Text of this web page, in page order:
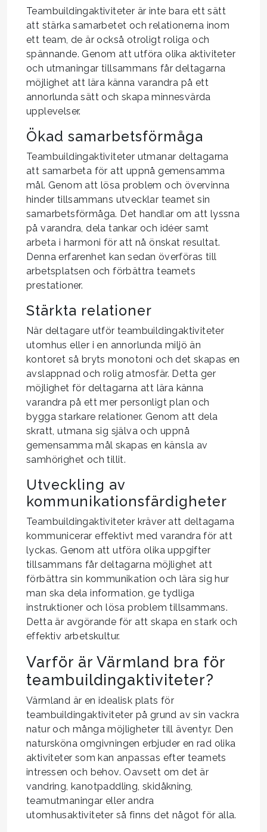
Teambuildingaktiviteter är inte bara ett sätt
att stärka samarbetet och relationerna inom
ett team, de är också otroligt roliga och
spännande. Genom att utföra olika aktiviteter
och utmaningar tillsammans får deltagarna
möjlighet att lära känna varandra på ett
annorlunda sätt och skapa minnesvärda
upplevelser.
Ökad samarbetsförmåga
Teambuildingaktiviteter utmanar deltagarna
att samarbeta för att uppnå gemensamma
mål. Genom att lösa problem och övervinna
hinder tillsammans utvecklar teamet sin
samarbetsförmåga. Det handlar om att lyssna
på varandra, dela tankar och idéer samt
arbeta i harmoni för att nå önskat resultat.
Denna erfarenhet kan sedan överföras till
arbetsplatsen och förbättra teamets
prestationer.
Stärkta relationer
När deltagare utför teambuildingaktiviteter
utomhus eller i en annorlunda miljö än
kontoret så bryts monotoni och det skapas en
avslappnad och rolig atmosfär. Detta ger
möjlighet för deltagarna att lära känna
varandra på ett mer personligt plan och
bygga starkare relationer. Genom att dela
skratt, utmana sig själva och uppnå
gemensamma mål skapas en känsla av
samhörighet och tillit.
Utveckling av
kommunikationsfärdigheter
Teambuildingaktiviteter kräver att deltagarna
kommunicerar effektivt med varandra för att
lyckas. Genom att utföra olika uppgifter
tillsammans får deltagarna möjlighet att
förbättra sin kommunikation och lära sig hur
man ska dela information, ge tydliga
instruktioner och lösa problem tillsammans.
Detta är avgörande för att skapa en stark och
effektiv arbetskultur.
Varför är Värmland bra för
teambuildingaktiviteter?
Värmland är en idealisk plats för
teambuildingaktiviteter på grund av sin vackra
natur och många möjligheter till äventyr. Den
natursköna omgivningen erbjuder en rad olika
aktiviteter som kan anpassas efter teamets
intressen och behov. Oavsett om det är
vandring, kanotpaddling, skidåkning,
teamutmaningar eller andra
utomhusaktiviteter så finns det något för alla.